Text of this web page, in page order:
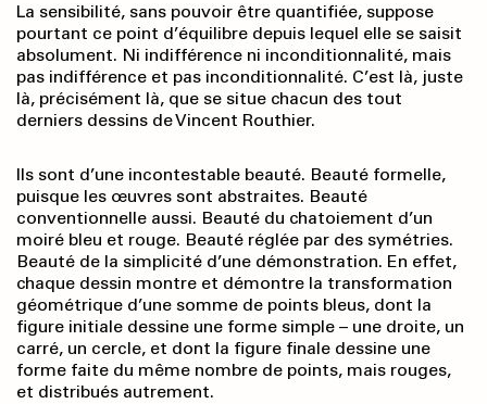
La sensibilité, sans pouvoir être quantifiée, suppose
pourtant ce point d’équilibre depuis lequel elle se saisit
absolument. Ni indifférence ni inconditionnalité, mais
pas indifférence et pas inconditionnalité. C’est là, juste
là, précisément là, que se situe chacun des tout
derniers dessins de Vincent Routhier.
Ils sont d’une incontestable beauté. Beauté formelle,
puisque les œuvres sont abstraites. Beauté
conventionnelle aussi. Beauté du chatoiement d’un
moiré bleu et rouge. Beauté réglée par des symétries.
Beauté de la simplicité d’une démonstration. En effet,
chaque dessin montre et démontre la transformation
géométrique d’une somme de points bleus, dont la
figure initiale dessine une forme simple – une droite, un
carré, un cercle, et dont la figure finale dessine une
forme faite du même nombre de points, mais rouges,
et distribués autrement.